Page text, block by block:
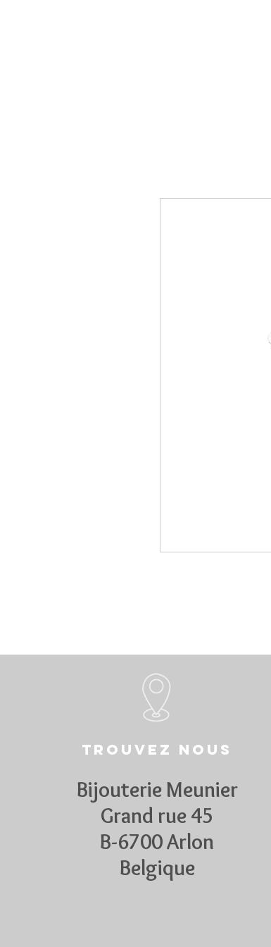
Trouvez nous
Bijouterie Meunier
Grand rue 45
B-6700 Arlon
Belgique